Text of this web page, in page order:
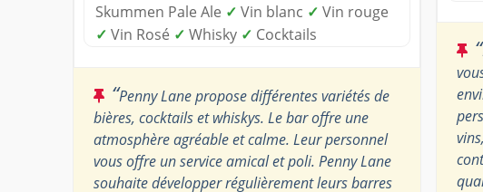
Skummen Pale Ale ✓ Vin blanc ✓ Vin rouge
✓ Vin Rosé ✓ Whisky ✓ Cocktails
“Penny Lane propose différentes variétés de
bières, cocktails et whiskys. Le bar offre une
atmosphère agréable et calme. Leur personnel
vous offre un service amical et poli. Penny Lane
souhaite développer régulièrement leurs barres
“